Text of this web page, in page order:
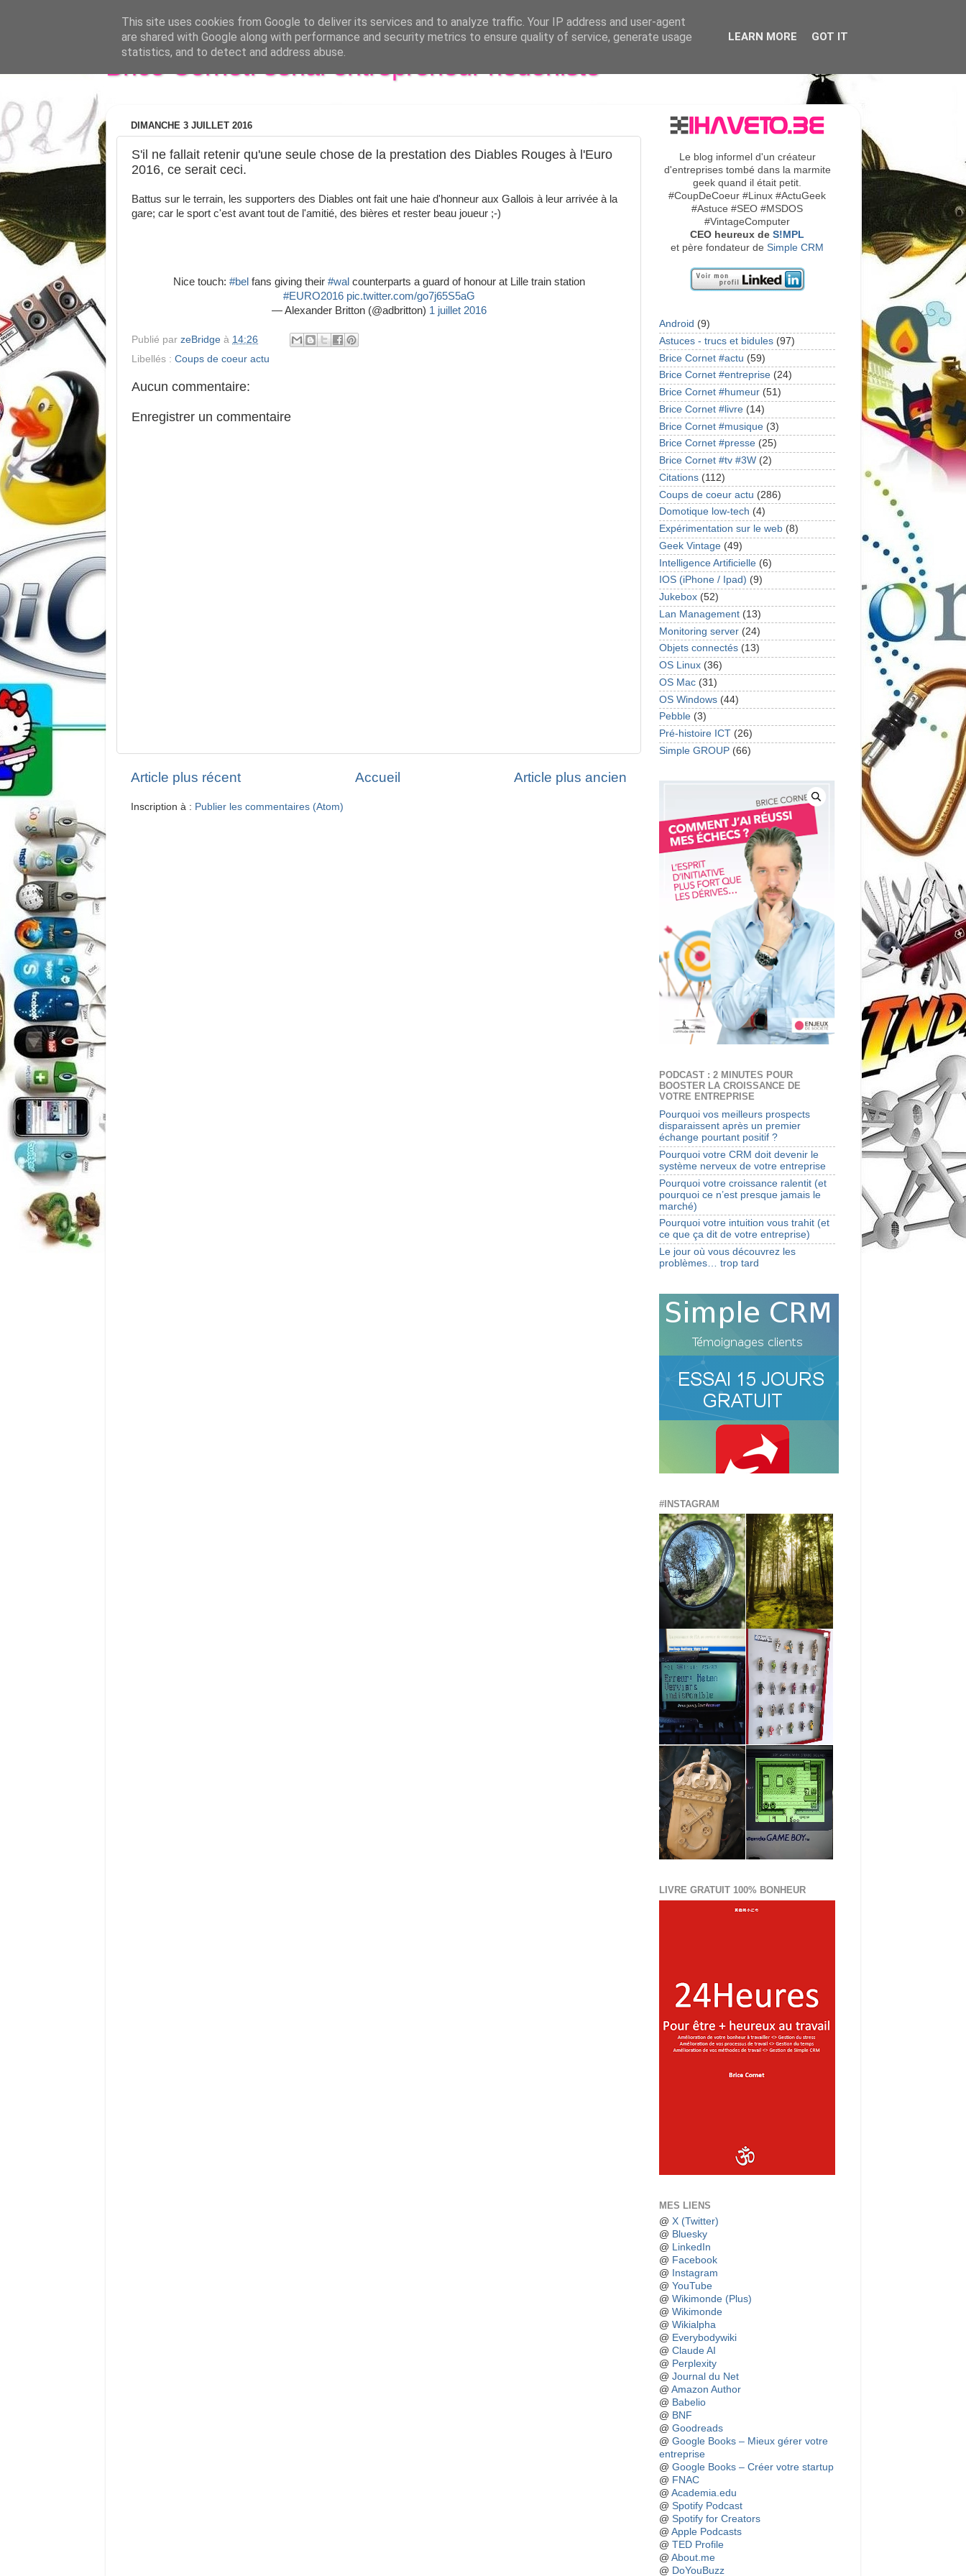
Brice Cornet: serial entrepreneur hédoniste
DIMANCHE 3 JUILLET 2016
S'il ne fallait retenir qu'une seule chose de la prestation des Diables Rouges à l'Euro
2016, ce serait ceci.
Battus sur le terrain, les supporters des Diables ont fait une haie d'honneur aux Gallois à leur arrivée à la
gare; car le sport c'est avant tout de l'amitié, des bières et rester beau joueur ;-)
Nice touch: #bel fans giving their #wal counterparts a guard of honour at Lille train station
#EURO2016 pic.twitter.com/go7j65S5aG
— Alexander Britton (@adbritton) 1 juillet 2016
Publié par zeBridge à 14:26
Libellés : Coups de coeur actu
Aucun commentaire:
Enregistrer un commentaire
Article plus récent Article plus ancien
Accueil
Inscription à : Publier les commentaires (Atom)
Le blog informel d'un créateur
d'entreprises tombé dans la marmite
geek quand il était petit.
#CoupDeCoeur #Linux #ActuGeek
#Astuce #SEO #MSDOS
#VintageComputer
CEO heureux de S!MPL
et père fondateur de Simple CRM
Android (9)
Astuces - trucs et bidules (97)
Brice Cornet #actu (59)
Brice Cornet #entreprise (24)
Brice Cornet #humeur (51)
Brice Cornet #livre (14)
Brice Cornet #musique (3)
Brice Cornet #presse (25)
Brice Cornet #tv #3W (2)
Citations (112)
Coups de coeur actu (286)
Domotique low-tech (4)
Expérimentation sur le web (8)
Geek Vintage (49)
Intelligence Artificielle (6)
IOS (iPhone / Ipad) (9)
Jukebox (52)
Lan Management (13)
Monitoring server (24)
Objets connectés (13)
OS Linux (36)
OS Mac (31)
OS Windows (44)
Pebble (3)
Pré-histoire ICT (26)
Simple GROUP (66)
PODCAST : 2 MINUTES POUR
BOOSTER LA CROISSANCE DE
VOTRE ENTREPRISE
Pourquoi vos meilleurs prospects
disparaissent après un premier
échange pourtant positif ?
Pourquoi votre CRM doit devenir le
système nerveux de votre entreprise
Pourquoi votre croissance ralentit (et
pourquoi ce n’est presque jamais le
marché)
Pourquoi votre intuition vous trahit (et
ce que ça dit de votre entreprise)
Le jour où vous découvrez les
problèmes… trop tard
#INSTAGRAM
LIVRE GRATUIT 100% BONHEUR
MES LIENS
@ X (Twitter)
@ Bluesky
@ LinkedIn
@ Facebook
@
Instagram
@ YouTube
@ Wikimonde (Plus)
@ Wikimonde
@ Wikialpha
@ Everybodywiki
@ Claude AI
@ Perplexity
@ Journal du Net
@ Amazon Author
@ Babelio
@ BNF
@ Goodreads
@ Google Books – Mieux gérer votre
entreprise
@ Google Books – Créer votre startup
@ FNAC
@ Academia.edu
@ Spotify Podcast
@ Spotify for Creators
@ Apple Podcasts
@ TED Profile
@ About.me
@ DoYouBuzz
This site uses cookies from Google to deliver its services and to analyze traffic. Your IP address and user-agent
are shared with Google along with performance and security metrics to ensure quality of service, generate usage
statistics, and to detect and address abuse.
LEARN MORE GOT IT